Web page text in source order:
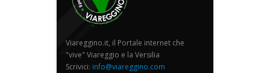
Viareggino.it, il Portale internet che
"vive" Viareggio e la Versilia
Scrivici: info@viareggino.com